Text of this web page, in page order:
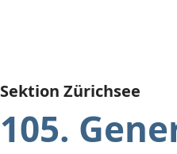
Sektion Zürichsee
105.